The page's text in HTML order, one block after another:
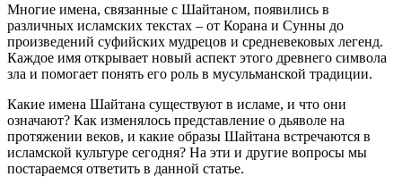
Многие имена, связанные с Шайтаном, появились в
различных исламских текстах – от Корана и Сунны до
произведений суфийских мудрецов и средневековых легенд.
Каждое имя открывает новый аспект этого древнего символа
зла и помогает понять его роль в мусульманской традиции.
Какие имена Шайтана существуют в исламе, и что они
означают? Как изменялось представление о дьяволе на
протяжении веков, и какие образы Шайтана встречаются в
исламской культуре сегодня? На эти и другие вопросы мы
постараемся ответить в данной статье.